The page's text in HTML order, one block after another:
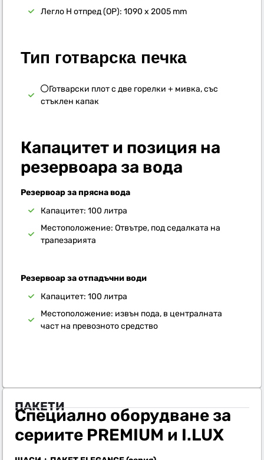
Легло H отпред (OP): 1090 x 2005 mm
Тип готварска печка
Готварски плот с две горелки + мивка, със
стъклен капак
Капацитет и позиция на
резервоара за вода
Резервоар за прясна вода
Капацитет: 100 литра
Местоположение: Отвътре, под седалката на
трапезарията
Резервоар за отпадъчни води
Капацитет: 100 литра
Местоположение: извън пода, в централната
част на превозното средство
ПАКЕТИ
Специално оборудване за
сериите PREMIUM и I.LUX